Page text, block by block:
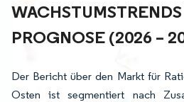
ACHSTUMSTRENDS
ROGNOSE (2026 –
Der Bericht über den Markt für
Osten ist segmentiert nach